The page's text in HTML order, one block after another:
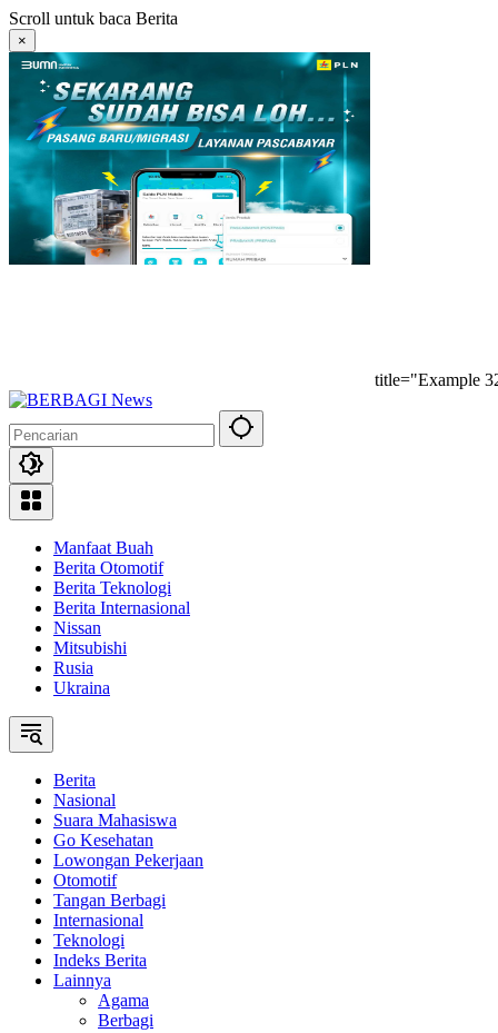
Langsung
ke
konten
Scroll untuk baca Berita
×
title="Example
Manfaat Buah
Berita Otomotif
Berita Teknologi
Berita Internasional
Nissan
Mitsubishi
Rusia
Ukraina
Berita
Nasional
Suara Mahasiswa
Go Kesehatan
Lowongan Pekerjaan
Otomotif
Tangan Berbagi
Internasional
Teknologi
Indeks Berita
Lainnya
Agama
Berbagi